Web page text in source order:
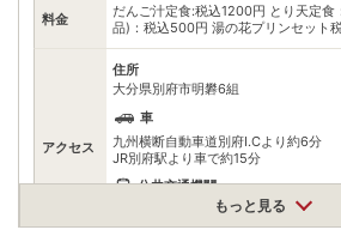
料金
だんご汁定食:税込1200円 とり天定食
品)：税込500円 湯の花プリンセット
アクセス
住所
大分県別府市明礬6組
車
九州横断自動車道別府I.Cより約6分
JR別府駅より車で約15分
公共交通機関
別府駅から亀の井バス→APU大学行
「地蔵湯前」より徒歩約3分
もっと見る